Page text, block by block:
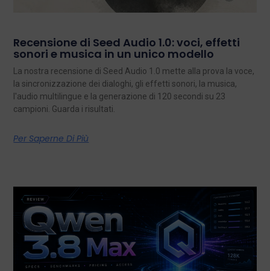
Recensione di Seed Audio 1.0: voci, effetti
sonori e musica in un unico modello
La nostra recensione di Seed Audio 1.0 mette alla prova la voce,
la sincronizzazione dei dialoghi, gli effetti sonori, la musica,
l'audio multilingue e la generazione di 120 secondi su 23
campioni. Guarda i risultati.
Per Saperne Di Più